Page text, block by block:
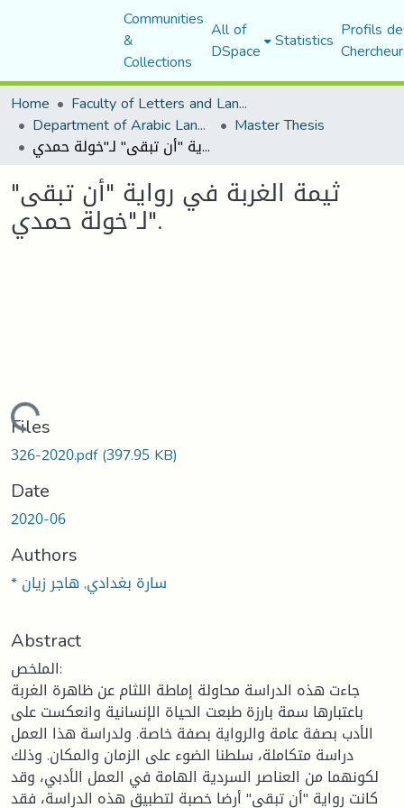
Communities
&
Collections
All of
DSpace Statistics Profils
Home
Faculty of Letters and Languages
Department of Arabic Language and Literature Master Thesis
ثيمة الغربة في رواية "أن تبقى" لـ"خولة حمدي".
ثيمة الغربة في رواية "أن تبقى"
لـ"خولة حمدي".
Loading...
Files
326-2020.pdf(397.95 KB)
Date
2020-06
Authors
* سارة بغدادي, هاجر زيان
Abstract
الملخص:
جاءت هذه الدراسة محاولة إماطة اللثام عن ظاهرة الغربة
باعتبارها سمة بارزة طبعت الحياة الإنسانية وانعكست على
الأدب بصفة عامة والرواية بصفة خاصة. ولدراسة هذا العمل
دراسة متكاملة، سلطنا الضوء على الزمان والمكان. وذلك
لكونهما من العناصر السردية الهامة في العمل الأدبي، وقد
كانت رواية "أن تبقى" أرضا خصبة لتطبيق هذه الدراسة، فقد